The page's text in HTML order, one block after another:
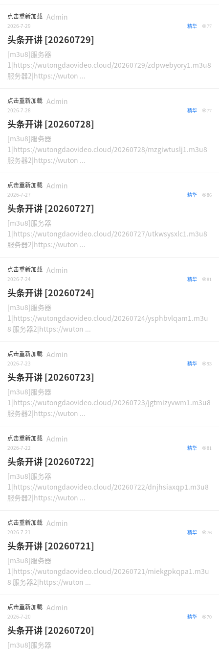
点击重新加载 Admin
2026-7-29 77
精华
头条开讲 [20260729]
[m3u8]服务器
1|https://wutongdaovideo.cloud/20260729/zdpwebyory1.m3u8
服务器2|https://wuton ...
点击重新加载 Admin
2026-7-28 77
精华
头条开讲 [20260728]
[m3u8]服务器
1|https://wutongdaovideo.cloud/20260728/mzgiwtuslj1.m3u8
服务器2|https://wuton ...
点击重新加载 Admin
2026-7-27 86
精华
头条开讲 [20260727]
[m3u8]服务器
1|https://wutongdaovideo.cloud/20260727/utkwsysxlc1.m3u8
服务器2|https://wuton ...
点击重新加载 Admin
2026-7-24 81
精华
头条开讲 [20260724]
[m3u8]服务器
1|https://wutongdaovideo.cloud/20260724/ysphbvlqam1.m3u
8 服务器2|https://wuton ...
点击重新加载 Admin
2026-7-23 93
精华
头条开讲 [20260723]
[m3u8]服务器
1|https://wutongdaovideo.cloud/20260723/jgtmizyvwm1.m3u8
服务器2|https://wuton ...
点击重新加载 Admin
2026-7-22 81
精华
头条开讲 [20260722]
[m3u8]服务器
1|https://wutongdaovideo.cloud/20260722/dnjhsiaxqp1.m3u8
服务器2|https://wuton ...
点击重新加载 Admin
2026-7-21 76
精华
头条开讲 [20260721]
[m3u8]服务器
1|https://wutongdaovideo.cloud/20260721/miekgpkqpa1.m3u
8 服务器2|https://wuton ...
点击重新加载 Admin
2026-7-20 70
精华
头条开讲 [20260720]
[m3u8]服务器